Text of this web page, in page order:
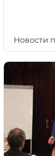
Новости